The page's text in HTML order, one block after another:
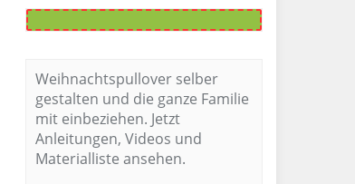
Weihnachtspullover selber
gestalten und die ganze Familie
mit einbeziehen. Jetzt
Anleitungen, Videos und
Materialliste ansehen.